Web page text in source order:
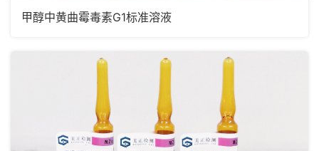
甲醇中黄曲霉毒素G1标准溶液